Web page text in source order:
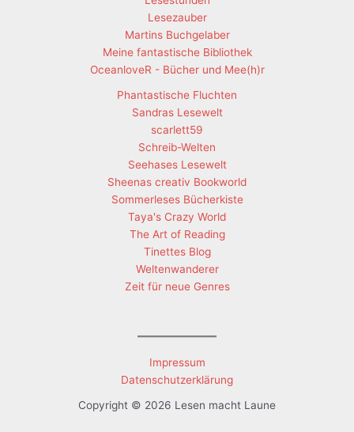
Lesezauber
Martins Buchgelaber
Meine fantastische Bibliothek
OceanloveR - Bücher und Mee(h)r
Phantastische Fluchten
Sandras Lesewelt
scarlett59
Schreib-Welten
Seehases Lesewelt
Sheenas creativ Bookworld
Sommerleses Bücherkiste
Taya's Crazy World
The Art of Reading
Tinettes Blog
Weltenwanderer
Zeit für neue Genres
Impressum
Datenschutzerklärung
Copyright © 2026 Lesen macht Laune